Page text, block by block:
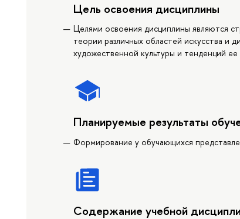
Цель освоения дисциплины
Целями освоения дисциплины являются
теории различных областей искусства и
художественной культуры и тенденций
Планируемые результаты
Формирование у обучающихся
Содержание учебной